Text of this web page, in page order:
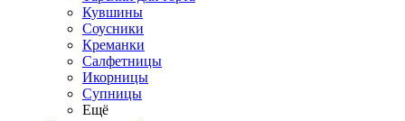
Кувшины
Соусники
Креманки
Салфетницы
Икорницы
Супницы
Ещё